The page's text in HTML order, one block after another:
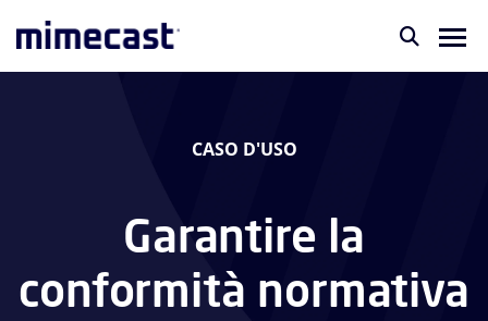
CASO D'USO
Garantire la
conformità normativa